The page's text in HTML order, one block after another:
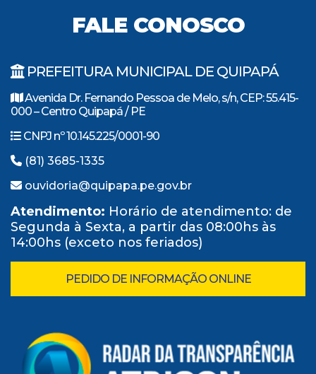
FALE CONOSCO
PREFEITURA MUNICIPAL DE QUIPAPÁ
Avenida Dr. Fernando Pessoa de Melo, s/n, CEP: 55.415-
000 – Centro Quipapá / PE
CNPJ nº 10.145.225/0001-90
(81) 3685-1335
ouvidoria@quipapa.pe.gov.br
Atendimento: Horário de atendimento: de
Segunda à Sexta, a partir das 08:00hs às
14:00hs (exceto nos feriados)
PEDIDO DE INFORMAÇÃO ONLINE